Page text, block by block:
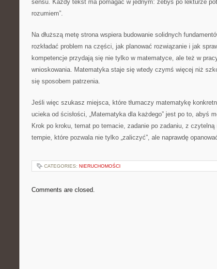
sensu. Każdy tekst ma pomagać w jednym: żebyś po lekturze
rozumiem”.
Na dłuższą metę strona wspiera budowanie solidnych
rozkładać problem na części, jak planować rozwiązanie i jak
kompetencje przydają się nie tylko w matematyce, ale też w
wnioskowania. Matematyka staje się wtedy czymś więcej niż
się sposobem patrzenia.
Jeśli więc szukasz miejsca, które tłumaczy matematykę
ucieka od ścisłości, „Matematyka dla każdego” jest po to, abyś
Krok po kroku, temat po temacie, zadanie po zadaniu, z
tempie, które pozwala nie tylko „zaliczyć”, ale naprawdę
CATEGORIES: NIERUCHOMOŚCI
Comments are closed.